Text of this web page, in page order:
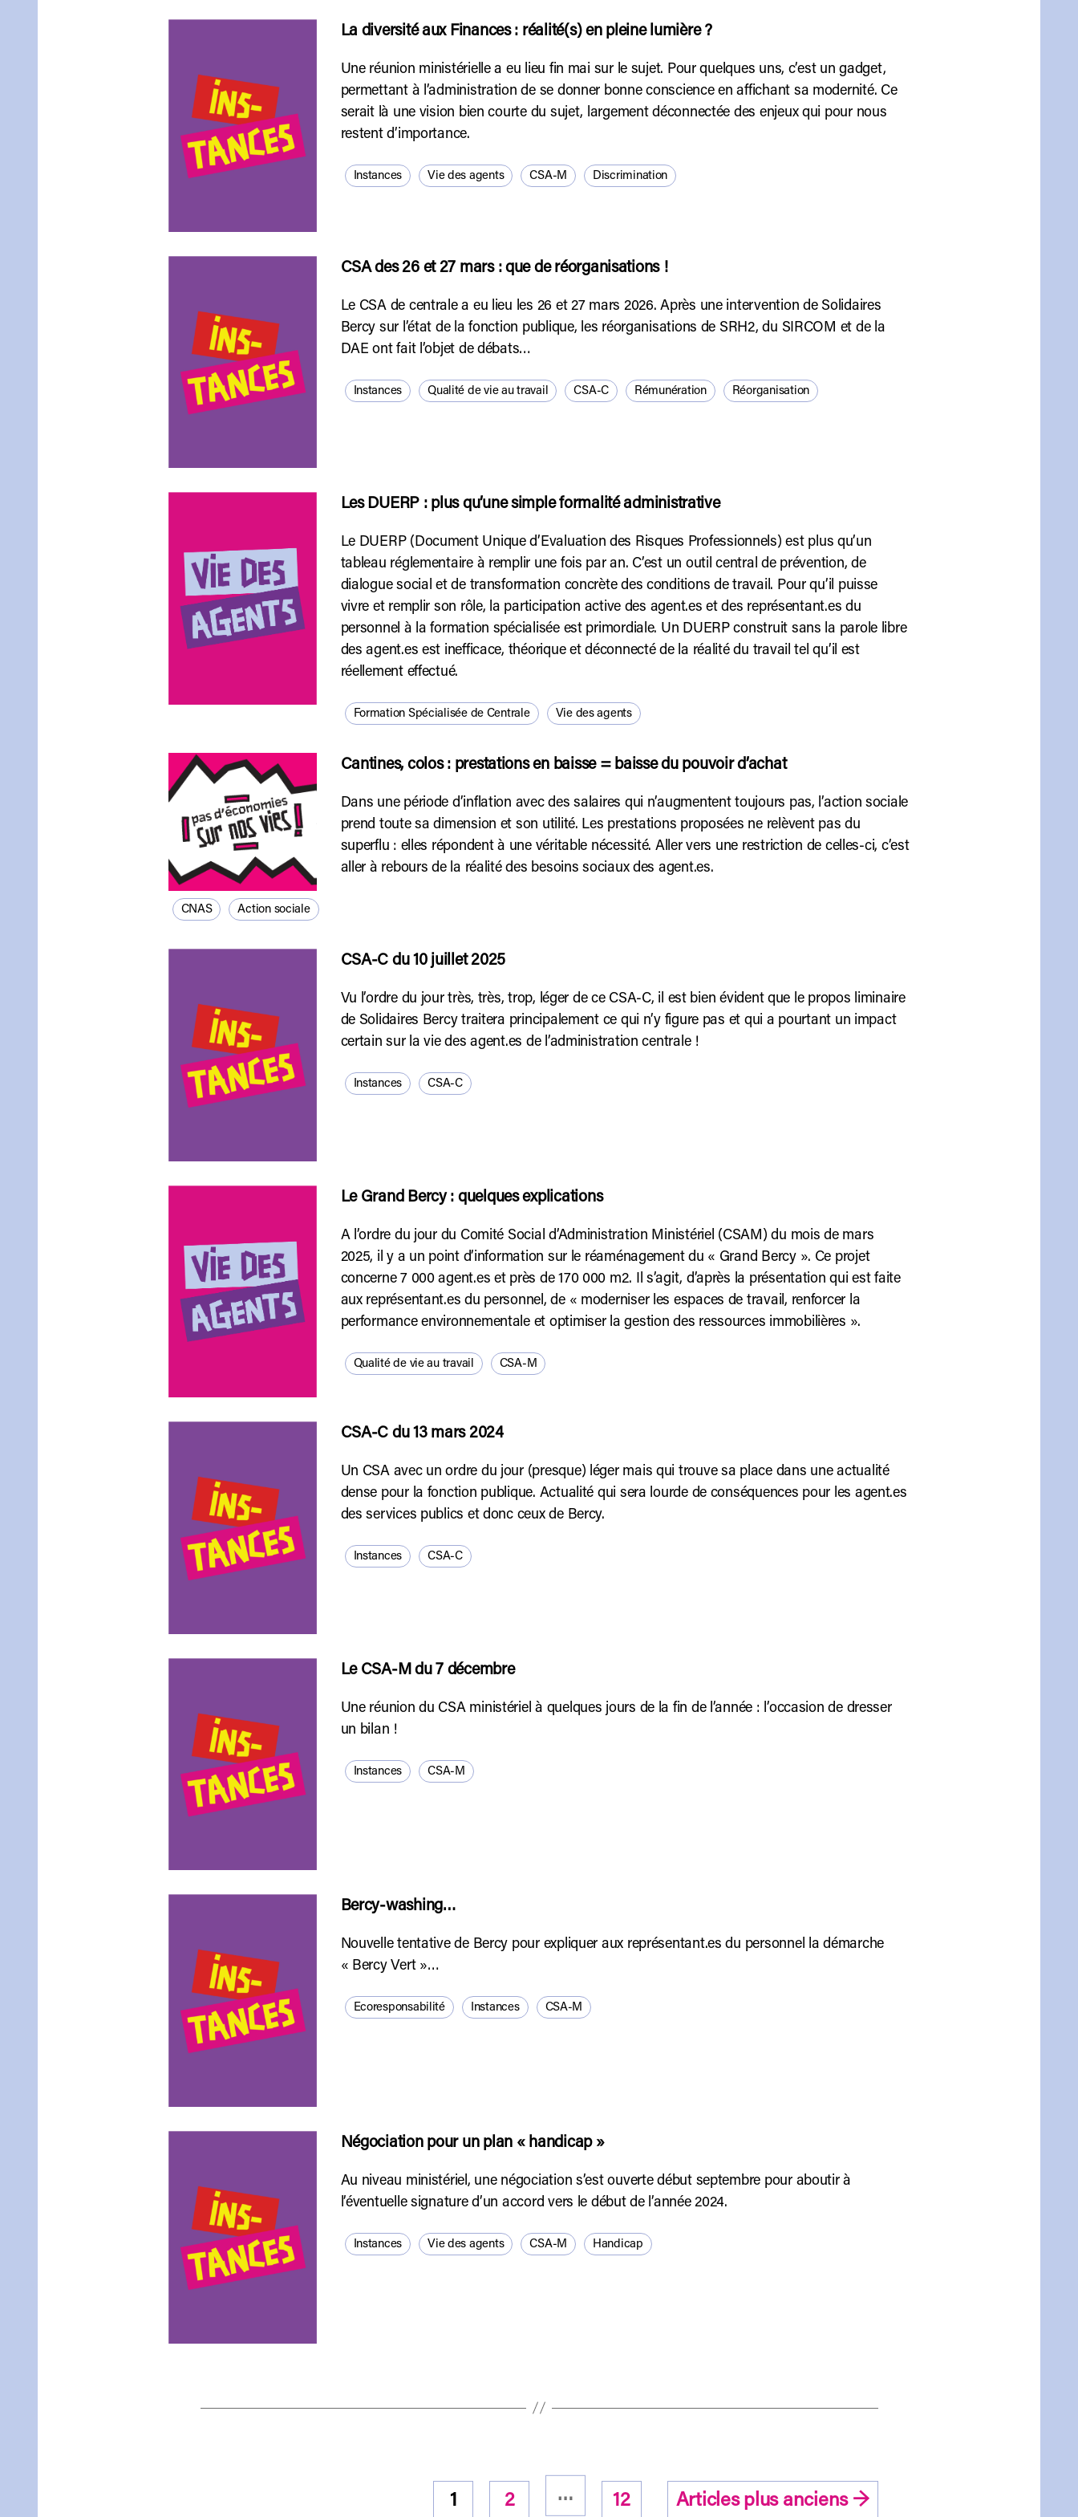
La diversité aux Finances : réalité(s) en pleine lumière ?
Une réunion ministérielle a eu lieu fin mai sur le sujet. Pour quelques uns, c’est un gadget,
permettant à l’administration de se donner bonne conscience en affichant sa modernité. Ce
serait là une vision bien courte du sujet, largement déconnectée des enjeux qui pour nous
restent d’importance.
Instances Vie des agents CSA-M Discrimination
CSA des 26 et 27 mars : que de réorganisations !
Le CSA de centrale a eu lieu les 26 et 27 mars 2026. Après une intervention de Solidaires
Bercy sur l’état de la fonction publique, les réorganisations de SRH2, du SIRCOM et de la
DAE ont fait l’objet de débats…
Instances Qualité de vie au travail CSA-C Rémunération Réorganisation
Les DUERP : plus qu’une simple formalité administrative
Le DUERP (Document Unique d’Evaluation des Risques Professionnels) est plus qu’un
tableau réglementaire à remplir une fois par an. C’est un outil central de prévention, de
dialogue social et de transformation concrète des conditions de travail. Pour qu’il puisse
vivre et remplir son rôle, la participation active des agent.es et des représentant.es du
personnel à la formation spécialisée est primordiale. Un DUERP construit sans la parole libre
des agent.es est inefficace, théorique et déconnecté de la réalité du travail tel qu’il est
réellement effectué.
Formation Spécialisée de Centrale Vie des agents
Cantines, colos : prestations en baisse = baisse du pouvoir d’achat
Dans une période d’inflation avec des salaires qui n’augmentent toujours pas, l’action sociale
prend toute sa dimension et son utilité. Les prestations proposées ne relèvent pas du
superflu : elles répondent à une véritable nécessité. Aller vers une restriction de celles-ci, c’est
aller à rebours de la réalité des besoins sociaux des agent.es.
CNAS Action sociale
CSA-C du 10 juillet 2025
Vu l’ordre du jour très, très, trop, léger de ce CSA-C, il est bien évident que le propos liminaire
de Solidaires Bercy traitera principalement ce qui n’y figure pas et qui a pourtant un impact
certain sur la vie des agent.es de l’administration centrale !
Instances CSA-C
Le Grand Bercy : quelques explications
A l’ordre du jour du Comité Social d’Administration Ministériel (CSAM) du mois de mars
2025, il y a un point d’information sur le réaménagement du « Grand Bercy ». Ce projet
concerne 7 000 agent.es et près de 170 000 m2. Il s’agit, d’après la présentation qui est faite
aux représentant.es du personnel, de « moderniser les espaces de travail, renforcer la
performance environnementale et optimiser la gestion des ressources immobilières ».
Qualité de vie au travail CSA-M
CSA-C du 13 mars 2024
Un CSA avec un ordre du jour (presque) léger mais qui trouve sa place dans une actualité
dense pour la fonction publique. Actualité qui sera lourde de conséquences pour les agent.es
des services publics et donc ceux de Bercy.
Instances CSA-C
Le CSA-M du 7 décembre
Une réunion du CSA ministériel à quelques jours de la fin de l’année : l’occasion de dresser
un bilan !
Instances CSA-M
Bercy-washing…
Nouvelle tentative de Bercy pour expliquer aux représentant.es du personnel la démarche
« Bercy Vert »…
Ecoresponsabilité Instances CSA-M
Négociation pour un plan « handicap »
Au niveau ministériel, une négociation s’est ouverte début septembre pour aboutir à
l’éventuelle signature d’un accord vers le début de l’année 2024.
Instances Vie des agents CSA-M Handicap
1 2 … 12 Articlesplus anciens →